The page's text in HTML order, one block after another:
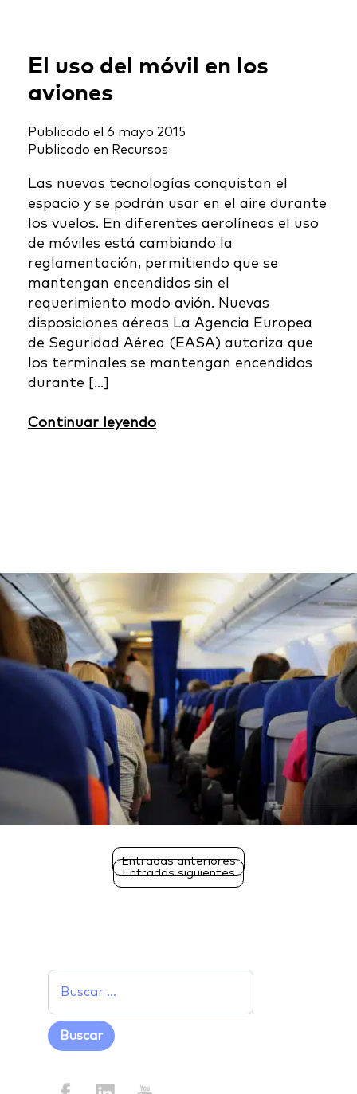
El uso del móvil en los
aviones
Publicado el 6 mayo 2015
Publicado en Recursos
Las nuevas tecnologías conquistan el
espacio y se podrán usar en el aire durante
los vuelos. En diferentes aerolíneas el uso
de móviles está cambiando la
reglamentación, permitiendo que se
mantengan encendidos sin el
requerimiento modo avión. Nuevas
disposiciones aéreas La Agencia Europea
de Seguridad Aérea (EASA) autoriza que
los terminales se mantengan encendidos
durante […]
Continuar leyendo
Entradas anteriores
Entradas siguientes